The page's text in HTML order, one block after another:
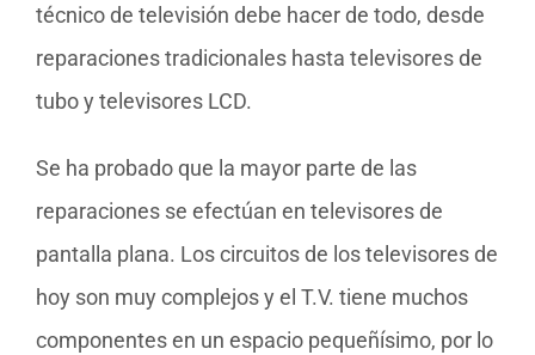
técnico de televisión debe hacer de todo, desde
reparaciones tradicionales hasta televisores de
tubo y televisores LCD.
Se ha probado que la mayor parte de las
reparaciones se efectúan en televisores de
pantalla plana. Los circuitos de los televisores de
hoy son muy complejos y el T.V. tiene muchos
componentes en un espacio pequeñísimo, por lo